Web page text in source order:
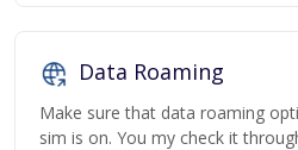
Data Roaming
Make sure that data roaming
sim is on. You my check it